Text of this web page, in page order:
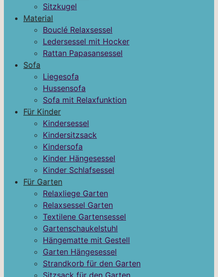
Sitzkugel
Material
Bouclé Relaxsessel
Ledersessel mit Hocker
Rattan Papasansessel
Sofa
Liegesofa
Hussensofa
Sofa mit Relaxfunktion
Für Kinder
Kindersessel
Kindersitzsack
Kindersofa
Kinder Hängesessel
Kinder Schlafsessel
Für Garten
Relaxliege Garten
Relaxsessel Garten
Textilene Gartensessel
Gartenschaukelstuhl
Hängematte mit Gestell
Garten Hängesessel
Strandkorb für den Garten
Sitzsack für den Garten